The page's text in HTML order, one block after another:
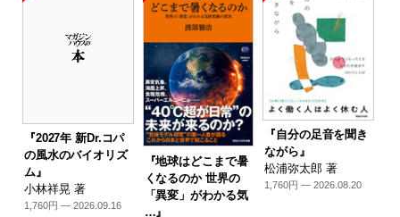
『2027年 新Dr.コパ
の風水のバイオリズ
ム』
小林祥晃 著
1,760円 — 2026.09.16
『地球はどこまで暑
くなるのか 世界の
「異変」がわかる気
…』
『自分の足音を聞き
ながら』
松浦弥太郎 著
1,760円 — 2026.08.20